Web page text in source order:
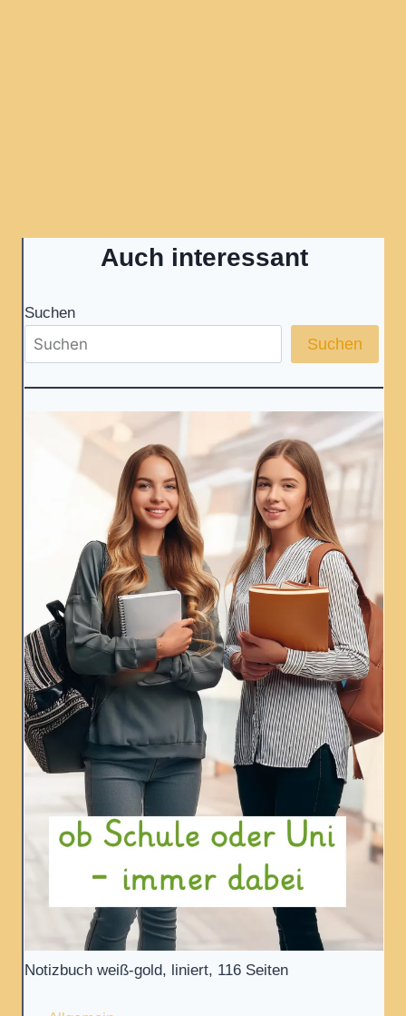
Auch interessant
Suchen
Suchen
Notizbuch weiß-gold, liniert, 116 Seiten